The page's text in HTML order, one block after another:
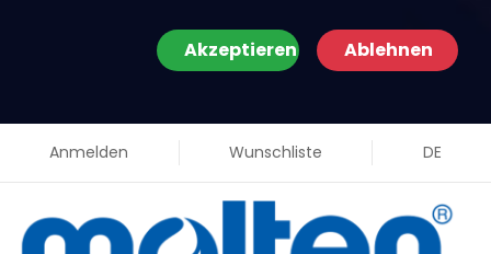
Ablehnen
Akzeptieren
Anmelden Wunschliste DE